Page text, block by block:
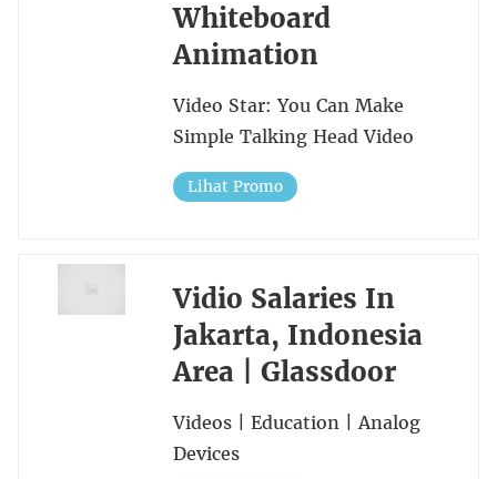
Whiteboard
Animation
Video Star: You Can Make
Simple Talking Head Video
Lihat Promo
Vidio Salaries In
Jakarta, Indonesia
Area | Glassdoor
Videos | Education | Analog
Devices